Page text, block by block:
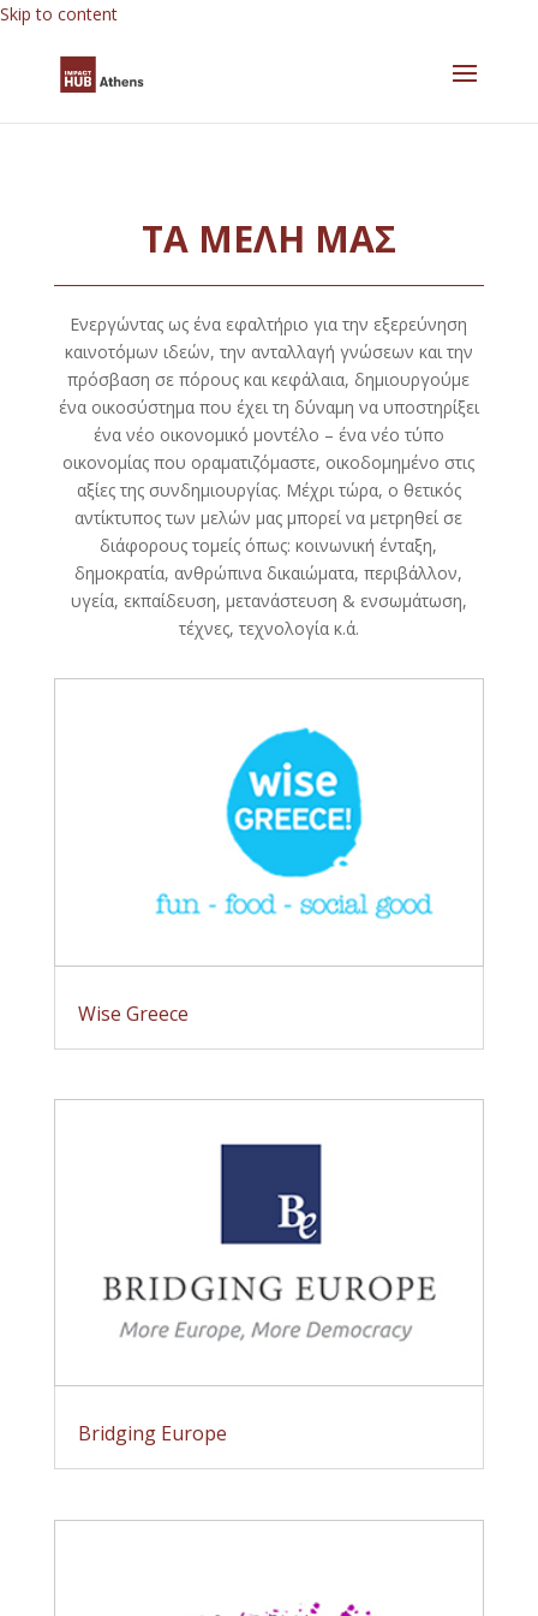
Skip to content
ΤΑ ΜΕΛΗ ΜΑΣ
Ενεργώντας ως ένα εφαλτήριο για την εξερεύνηση
καινοτόμων ιδεών, την ανταλλαγή γνώσεων και την
πρόσβαση σε πόρους και κεφάλαια, δημιουργούμε
ένα οικοσύστημα που έχει τη δύναμη να υποστηρίξει
ένα νέο οικονομικό μοντέλο – ένα νέο τύπο
οικονομίας που οραματιζόμαστε, οικοδομημένο στις
αξίες της συνδημιουργίας. Μέχρι τώρα, ο θετικός
αντίκτυπος των μελών μας μπορεί να μετρηθεί σε
διάφορους τομείς όπως: κοινωνική ένταξη,
δημοκρατία, ανθρώπινα δικαιώματα, περιβάλλον,
υγεία, εκπαίδευση, μετανάστευση & ενσωμάτωση,
τέχνες, τεχνολογία κ.ά.
Wise Greece
Bridging Europe